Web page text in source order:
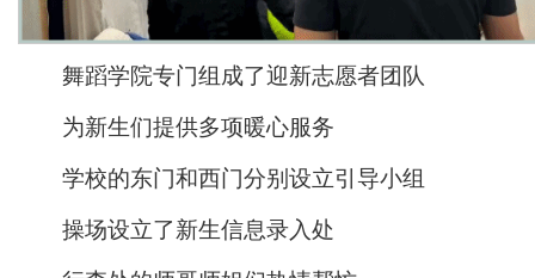
舞蹈学院专门组成了迎新志愿者团队
为新生们提供多项暖心服务
学校的东门和西门分别设立引导小组
操场设立了新生信息录入处